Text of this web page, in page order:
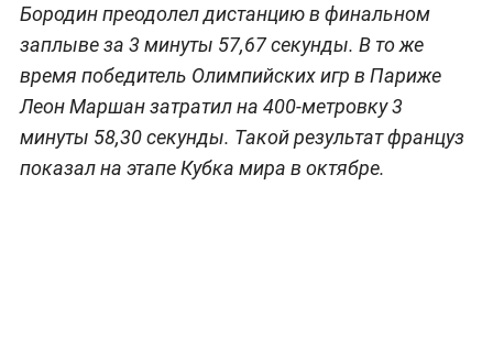
Бородин преодолел дистанцию в финальном
заплыве за 3 минуты 57,67 секунды. В то же
время победитель Олимпийских игр в Париже
Леон Маршан затратил на 400-метровку 3
минуты 58,30 секунды. Такой результат француз
показал на этапе Кубка мира в октябре.